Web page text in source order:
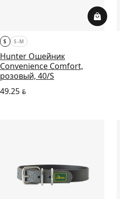
S S-M
Hunter Ошейник
Convenience Comfort,
розовый, 40/S
49.25 BYN